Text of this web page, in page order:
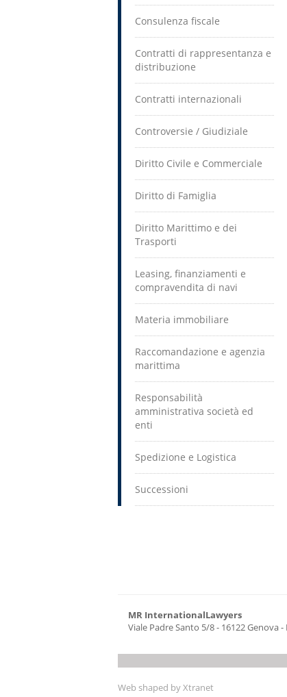
Consulenza fiscale
Contratti di rappresentanza e
distribuzione
Contratti internazionali
Controversie / Giudiziale
Diritto Civile e Commerciale
Diritto di Famiglia
Diritto Marittimo e dei
Trasporti
Leasing, finanziamenti e
compravendita di navi
Materia immobiliare
Raccomandazione e agenzia
marittima
Responsabilità
amministrativa società ed
enti
Spedizione e Logistica
Successioni
MR InternationalLawyers
Viale Padre Santo 5/8 - 16122 Genova -
Web shaped byXtranet